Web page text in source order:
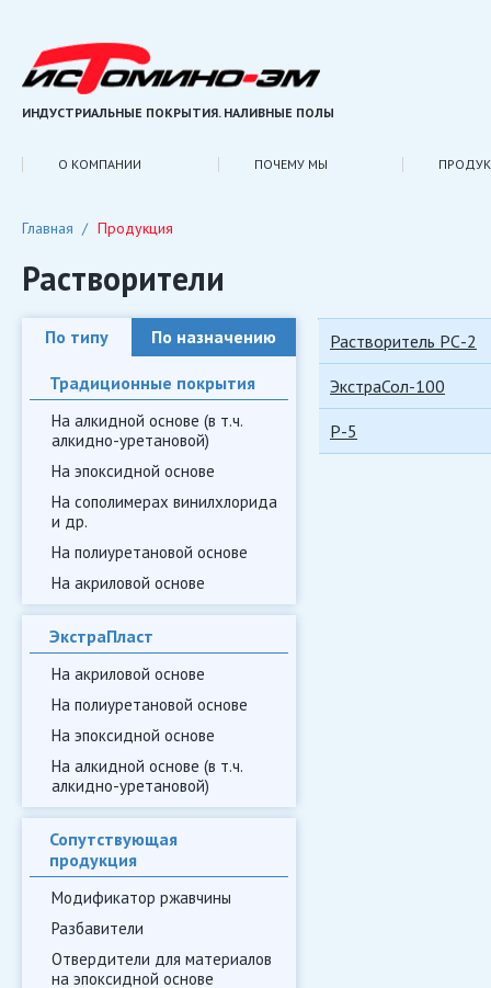
ИНДУСТРИАЛЬНЫЕ ПОКРЫТИЯ. НАЛИВНЫЕ ПОЛЫ
О КОМПАНИИ ПОЧЕМУ МЫ
Главная Продукция
Растворители
Растворитель РС-2
ЭкстраСол-100
Р-5
По типу По назначению
Традиционные покрытия
На алкидной основе (в т.ч.
алкидно-уретановой)
На эпоксидной основе
На сополимерах винилхлорида
и др.
На полиуретановой основе
На акриловой основе
ЭкстраПласт
На акриловой основе
На полиуретановой основе
На эпоксидной основе
На алкидной основе (в т.ч.
алкидно-уретановой)
Сопутствующая
продукция
Модификатор ржавчины
Разбавители
Отвердители для материалов
на эпоксидной основе